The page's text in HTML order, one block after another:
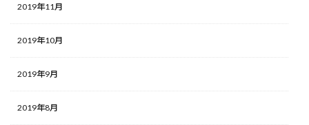
2019年11月
2019年10月
2019年9月
2019年8月